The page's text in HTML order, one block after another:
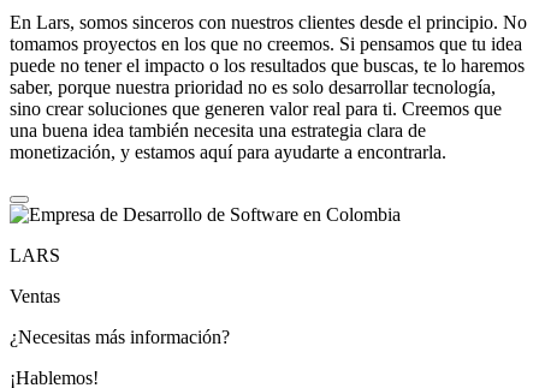
En Lars, somos sinceros con nuestros clientes desde el principio. No
tomamos proyectos en los que no creemos. Si pensamos que tu idea
puede no tener el impacto o los resultados que buscas, te lo haremos
saber, porque nuestra prioridad no es solo desarrollar tecnología,
sino crear soluciones que generen valor real para ti. Creemos que
una buena idea también necesita una estrategia clara de
monetización, y estamos aquí para ayudarte a encontrarla.
LARS
Ventas
¿Necesitas más información?
¡Hablemos!